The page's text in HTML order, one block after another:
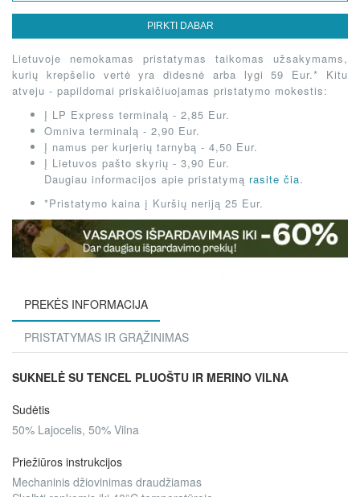
PIRKTI DABAR
Lietuvoje nemokamas pristatymas taikomas užsakymams,
kurių krepšelio vertė yra didesnė arba lygi 59 Eur.* Kitu
atveju - papildomai priskaičiuojamas pristatymo mokestis:
Į LP Express terminalą - 2,85 Eur.
Omniva terminalą - 2,90 Eur.
Į namus per kurjerių tarnybą - 4,50 Eur.
Į Lietuvos pašto skyrių - 3,90 Eur.
Daugiau informacijos apie pristatymą rasite čia.
*Pristatymo kaina į Kuršių neriją 25 Eur.
PREKĖS INFORMACIJA
PRISTATYMAS IR GRĄŽINIMAS
SUKNELĖ SU TENCEL PLUOŠTU IR MERINO VILNA
Sudėtis
50% Lajocelis, 50% Vilna
Priežiūros instrukcijos
Mechaninis džiovinimas draudžiamas